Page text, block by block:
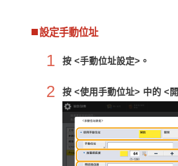
設定手動位址
1 按 <手動位址設定>。
2 按 <使用手動位址> 中的 <